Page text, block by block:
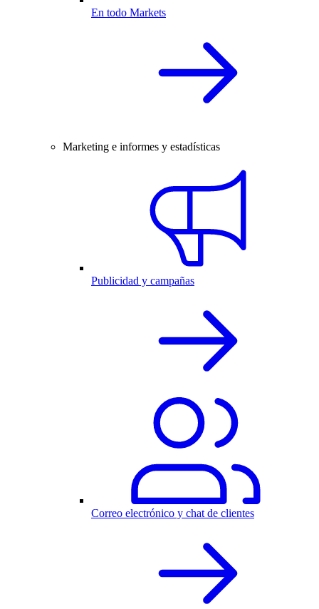
En todo Markets
Marketing e informes y estadísticas
Publicidad y campañas
Correo electrónico y chat de clientes